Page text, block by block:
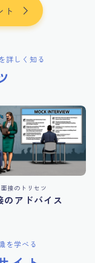
ト
詳しく知る
面接のトリセツ
のアドバイス
を学べる